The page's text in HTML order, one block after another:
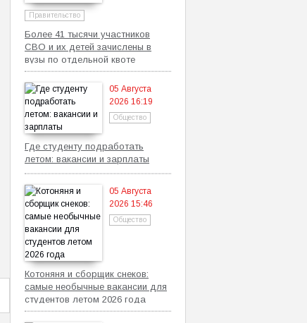
Правительство
Более 41 тысячи участников
СВО и их детей зачислены в
вузы по отдельной квоте
05 Августа
2026 16:19
Общество
Где студенту подработать
летом: вакансии и зарплаты
05 Августа
2026 15:46
Общество
Котоняня и сборщик снеков:
самые необычные вакансии для
студентов летом 2026 года